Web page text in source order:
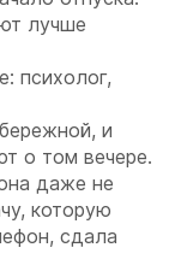
лучше
психолог,
и
о том вечере.
даже не
которую
сдала